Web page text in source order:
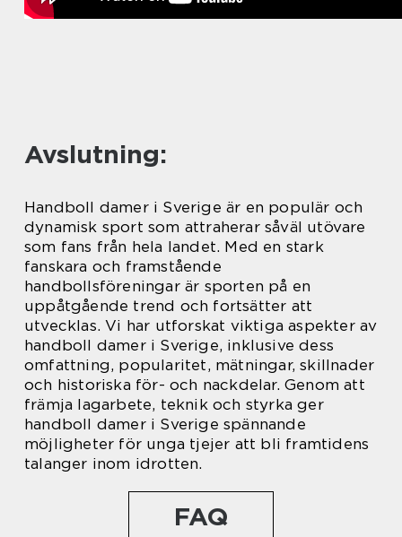
Avslutning:
Handboll damer i Sverige är en populär och
dynamisk sport som attraherar såväl utövare
som fans från hela landet. Med en stark
fanskara och framstående
handbollsföreningar är sporten på en
uppåtgående trend och fortsätter att
utvecklas. Vi har utforskat viktiga aspekter av
handboll damer i Sverige, inklusive dess
omfattning, popularitet, mätningar, skillnader
och historiska för- och nackdelar. Genom att
främja lagarbete, teknik och styrka ger
handboll damer i Sverige spännande
möjligheter för unga tjejer att bli framtidens
talanger inom idrotten.
FAQ